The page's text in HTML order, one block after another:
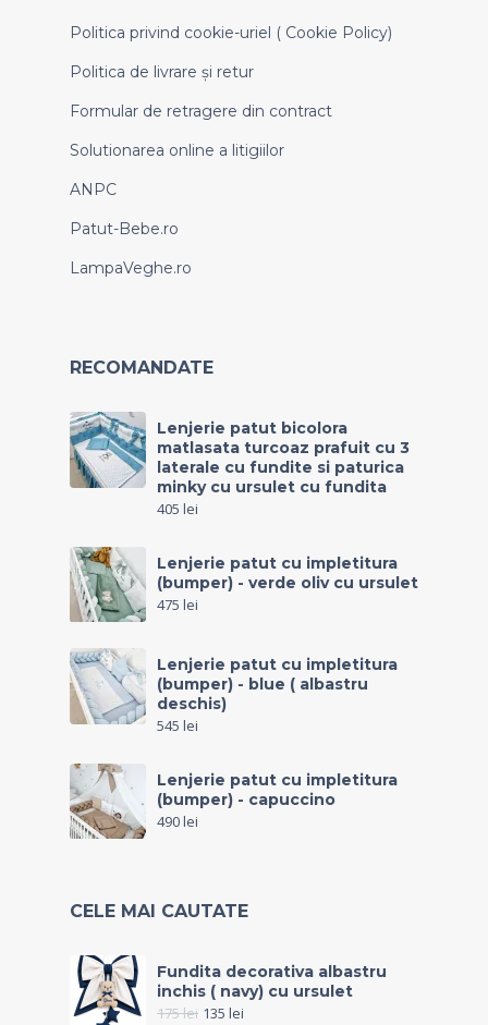
Politica privind cookie-uriel ( Cookie Policy)
Politica de livrare și retur
Formular de retragere din contract
Solutionarea online a litigiilor
ANPC
Patut-Bebe.ro
LampaVeghe.ro
RECOMANDATE
Lenjerie patut bicolora
matlasata turcoaz prafuit cu 3
laterale cu fundite si paturica
minky cu ursulet cu fundita
405 lei
Lenjerie patut cu impletitura
(bumper) - verde oliv cu ursulet
475 lei
Lenjerie patut cu impletitura
(bumper) - blue ( albastru
deschis)
545 lei
Lenjerie patut cu impletitura
(bumper) - capuccino
490lei
CELE MAI CAUTATE
Fundita decorativa albastru
inchis ( navy) cu ursulet
175lei 135 lei